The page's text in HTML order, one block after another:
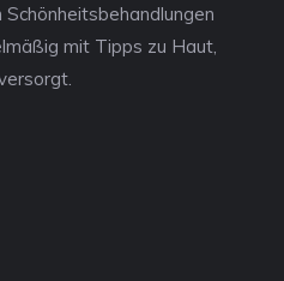
mit Tipps zu Haut,